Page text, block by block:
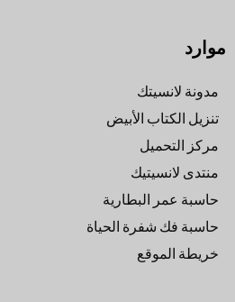
موارد
مدونة لانسيتك
تنزيل الكتاب الأبيض
مركز التحميل
منتدى لانسيتيك
حاسبة عمر البطارية
حاسبة فك شفرة الحياة
خريطة الموقع